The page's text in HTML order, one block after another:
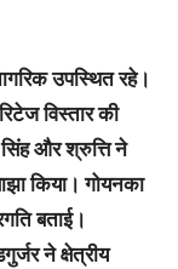
उपस्थित रहे।
विस्तार की
और श्रुत्ति ने
किया। गोयनका
बताई।
ने क्षेत्रीय